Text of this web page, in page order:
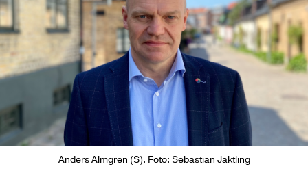
Anders Almgren (S). Foto: Sebastian Jaktling